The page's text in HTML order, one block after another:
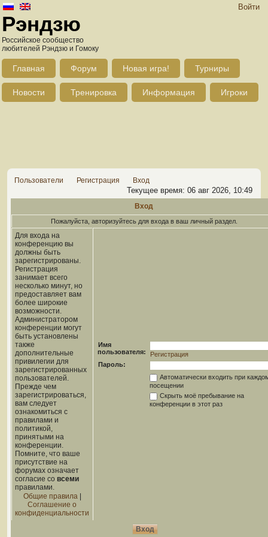
Войти
Рэндзю
Российское сообщество
любителей Рэндзю и Гомоку
Главная Форум Новая игра! Турниры
Новости Тренировка Информация Игроки
Пользователи Регистрация Вход
Текущее время: 06 авг 2026, 10:49
Вход
Пожалуйста, авторизуйтесь для входа в ваш личный раздел.
Для входа на
конференцию вы
должны быть
зарегистрированы.
Регистрация
занимает всего
несколько минут, но
предоставляет вам
более широкие
возможности.
Администратором
конференции могут
быть установлены
также
дополнительные
привилегии для
зарегистрированных
пользователей.
Прежде чем
зарегистрироваться,
вам следует
ознакомиться с
правилами и
политикой,
принятыми на
конференции.
Помните, что ваше
присутствие на
форумах означает
согласие со всеми
правилами.
Общие правила|
Соглашение о
конфиденциальности
Имя
пользователя:
Регистрация
Пароль:
Автоматически входить при
посещении
Скрыть моё пребывание на
конференции в этот раз